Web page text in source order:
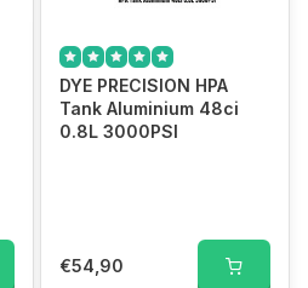
DYE PRECISION HPA
Tank Aluminium 48ci
0.8L 3000PSI
€54,90